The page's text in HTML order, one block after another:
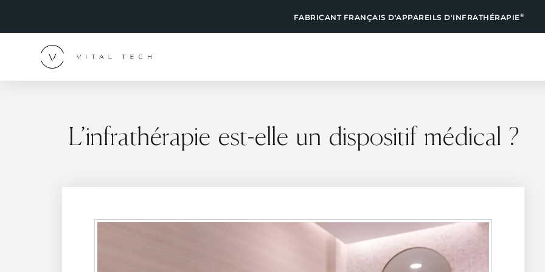
FABRICANT FRANÇAIS D'APPAREILS D'INFRATHÉRAPIE®
L’infrathérapie est-elle un dispositif médical ?